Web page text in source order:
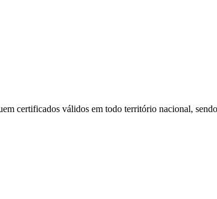
certificados válidos em todo território nacional,